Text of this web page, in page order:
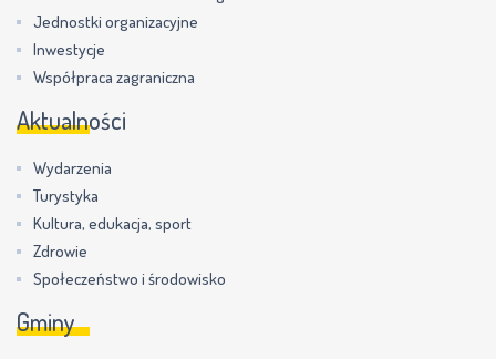
Jednostki organizacyjne
Inwestycje
Współpraca zagraniczna
Aktualności
Wydarzenia
Turystyka
Kultura, edukacja, sport
Zdrowie
Społeczeństwo i środowisko
Gminy